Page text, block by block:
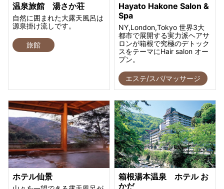
温泉旅館 湯さか荘
自然に囲まれた大露天風呂は
源泉掛け流しです。
旅館
Hayato Hakone Salon &
Spa
NY,London,Tokyo 世界3大
都市で展開する実力派ヘアサ
ロンが箱根で究極のデトック
スをテーマにHair salon オー
プン。
エステ/スパ/マッサージ
ホテル仙景
箱根湯本温泉 ホテル お
かだ